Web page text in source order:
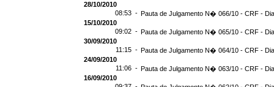
28/10/2010
08:53 - Pauta de Julgamento N� 066/10 - CRF -
15/10/2010
09:02 - Pauta de Julgamento N� 065/10 - CRF -
30/09/2010
11:15 - Pauta de Julgamento N� 064/10 - CRF -
24/09/2010
11:06 - Pauta de Julgamento N� 063/10 - CRF -
16/09/2010